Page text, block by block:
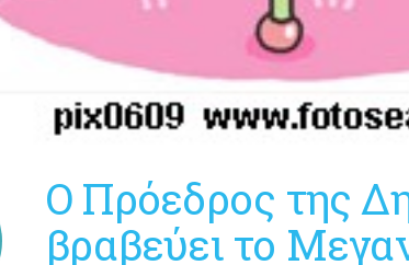
O Πρόεδρος της
βραβεύει το